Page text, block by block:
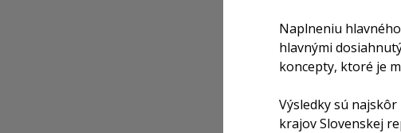
Naplneniu
hlavnými
koncepty, ktoré je
Výsledky sú
krajov Slovenskej